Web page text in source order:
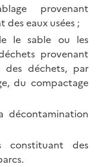
provenant
eaux usées ;
le sable ou les
provenant
déchets, par
du compactage
décontamination
constituant des